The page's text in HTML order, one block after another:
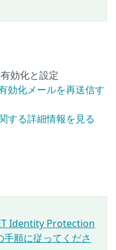
効化と設定
効化メールを再送信す
する詳細情報を見る
Identity Protection
順に従ってくださ